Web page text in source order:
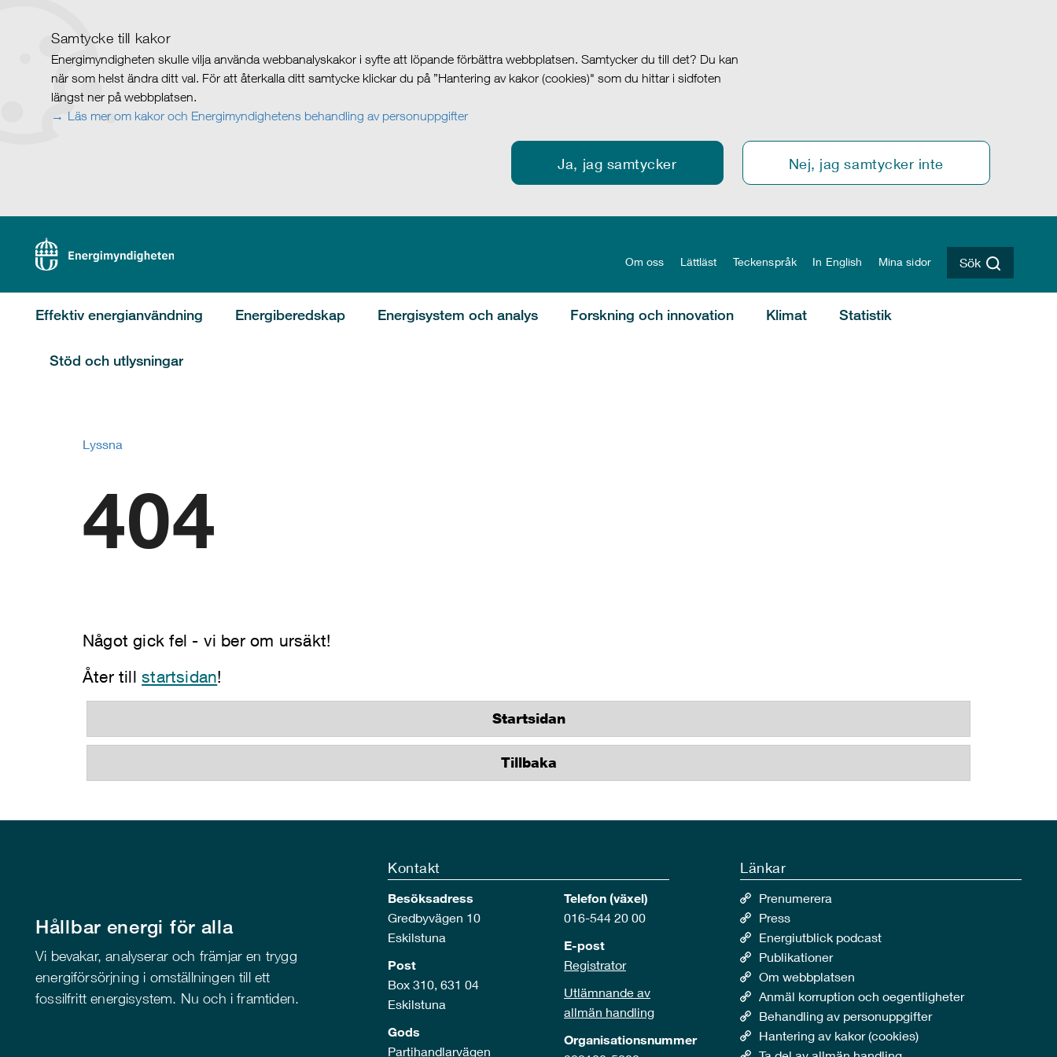
Samtycke till kakor
Energimyndigheten skulle vilja använda webbanalyskakor i syfte att löpande förbättra webbplatsen. Samtycker du till det? Du kan
när som helst ändra ditt val. För att återkalla ditt samtycke klickar du på ”Hantering av kakor (cookies)" som du hittar i sidfoten
längst ner på webbplatsen.
Läs mer om kakor och Energimyndighetens behandling av personuppgifter
Ja, jag samtycker Nej, jag samtycker inte
Om oss Lättläst Teckenspråk In English Mina sidor Sök
Effektiv energianvändning Energiberedskap Energisystem och analys Forskning och innovation Klimat Statistik
Stöd och utlysningar
Lyssna
404
Något gick fel - vi ber om ursäkt!
Åter tillstartsidan!
Startsidan
Tillbaka
Hållbar energi för alla
Vi bevakar, analyserar och främjar en trygg
energiförsörjning i omställningen till ett
fossilfritt energisystem. Nu och i framtiden.
Kontakt
Besöksadress
Gredbyvägen 10
Eskilstuna
Post
Box 310, 631 04
Eskilstuna
Gods
Partihandlarvägen
Telefon (växel)
016-544 20 00
E-post
Registrator
Utlämnande av
allmän handling
Organisationsnummer
Länkar
Prenumerera
Press
Energiutblick podcast
Publikationer
Om webbplatsen
Anmäl korruption och oegentligheter
Behandling av personuppgifter
Hantering av kakor (cookies)